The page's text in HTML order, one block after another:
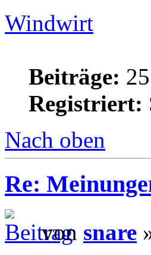
Windwirt
Beiträge: 25
Registriert:
Nach oben
Re:
von snare